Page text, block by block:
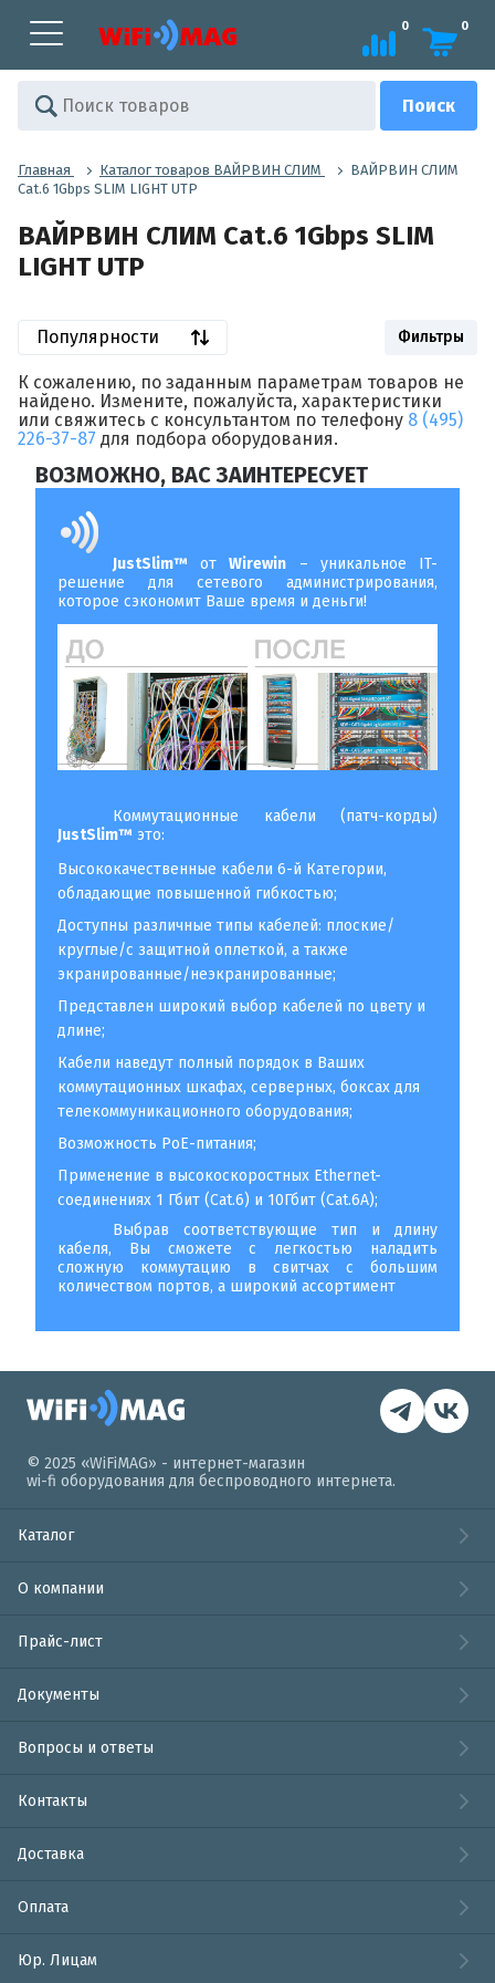
0 0
Главная Каталог товаров ВАЙРВИН СЛИМ
ВАЙРВИН СЛИМ
Cat.6 1Gbps SLIM LIGHT UTP
ВАЙРВИН СЛИМ Cat.6 1Gbps SLIM
LIGHT UTP
Популярности Фильтры
К сожалению, по заданным параметрам товаров не
найдено. Измените, пожалуйста, характеристики
или свяжитесь с консультантом по телефону 8 (495)
226-37-87 для подбора оборудования.
ВОЗМОЖНО, ВАС ЗАИНТЕРЕСУЕТ
JustSlim™ отWirewin – уникальное IT-
решение для сетевого администрирования,
которое сэкономит Ваше время и деньги!
Коммутационные кабели (патч-корды)
JustSlim™ это:
Высококачественные кабели 6-й Категории,
обладающие повышенной гибкостью;
Доступны различные типы кабелей: плоские/
круглые/с защитной оплеткой, а также
экранированные/неэкранированные;
Представлен широкий выбор кабелей по цвету и
длине;
Кабели наведут полный порядок в Ваших
коммутационных шкафах, серверных, боксах для
телекоммуникационного оборудования;
Возможность PoE-питания;
Применение в высокоскоростных Ethernet-
соединениях 1 Гбит (Cat.6) и 10Гбит (Cat.6A);
Выбрав соответствующие тип и длину
кабеля, Вы сможете с легкостью наладить
сложную коммутацию в свитчах с большим
количеством портов, а широкий ассортимент
© 2025 «WiFiMAG» - интернет-магазин
wi-fi оборудования для беспроводного интернета.
Каталог
О компании
Прайс-лист
Документы
Вопросы и ответы
Контакты
Доставка
Оплата
Юр. Лицам